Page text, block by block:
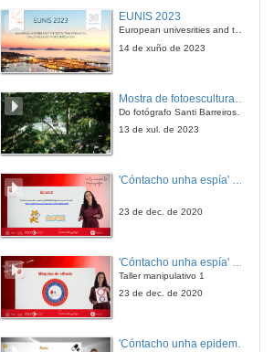
EUNIS 2023
European univesrities and the digital transformation: challenges and opportunities ahead
14 de xuño de 2023
Do fotógrafo Santi Barreiros e o escultor Nito Contreras.
13 de xul. de 2023
'Cóntacho unha espía' Reto
23 de dec. de 2020
Taller manipulativo 1
23 de dec. de 2020
'Cóntacho unha epidemióloga' Reto